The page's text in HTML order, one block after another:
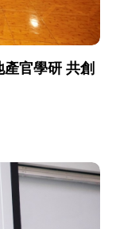
學研 共創